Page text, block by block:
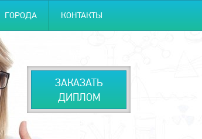
ГОРОДА КОНТАКТЫ
ЗАКАЗАТЬ
ДИПЛОМ